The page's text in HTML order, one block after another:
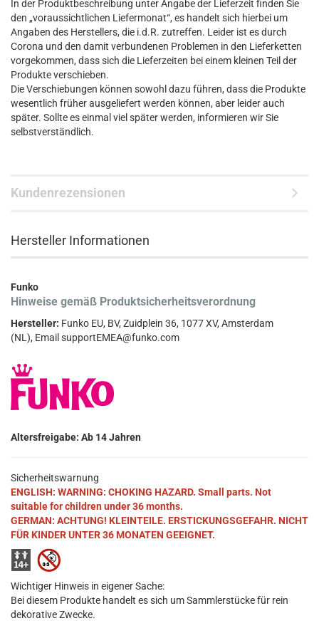
In der Produktbeschreibung unter Angabe der Lieferzeit finden Sie
den „voraussichtlichen Liefermonat“, es handelt sich hierbei um
Angaben des Herstellers, die i.d.R. zutreffen. Leider ist es durch
Corona und den damit verbundenen Problemen in den Lieferketten
vorgekommen, dass sich die Lieferzeiten bei einem kleinen Teil der
Produkte verschieben.
Die Verschiebungen können sowohl dazu führen, dass die Produkte
wesentlich früher ausgeliefert werden können, aber leider auch
später. Sollte es einmal viel später werden, informieren wir Sie
selbstverständlich.
Kundenrezensionen
Hersteller Informationen
Funko
Hinweise gemäß Produktsicherheitsverordnung
Hersteller: Funko EU, BV, Zuidplein 36, 1077 XV, Amsterdam
(NL), Email supportEMEA@funko.com
Altersfreigabe: Ab 14 Jahren
Sicherheitswarnung
ENGLISH: WARNING: CHOKING HAZARD. Small parts. Not
suitable for children under 36 months.
GERMAN: ACHTUNG! KLEINTEILE. ERSTICKUNGSGEFAHR. NICHT
FÜR KINDER UNTER 36 MONATEN GEEIGNET.
Wichtiger Hinweis in eigener Sache:
Bei diesem Produkte handelt es sich um Sammlerstücke für rein
dekorative Zwecke.